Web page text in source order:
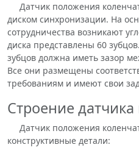
Датчик положения
диском синхронизации. На
сотрудничества возникают
диска представлены 60
зубцов должна иметь зазор
Все они размещены
требованиям и имеют свои
Строение
Датчик положения
конструктивные детали: